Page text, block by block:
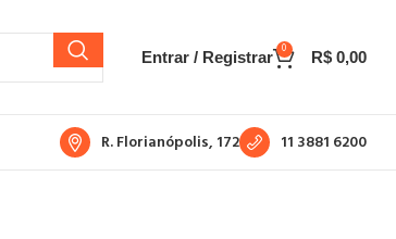
Entrar / Registrar 0 R$ 0,00
R. Florianópolis, 172 11 3881 6200